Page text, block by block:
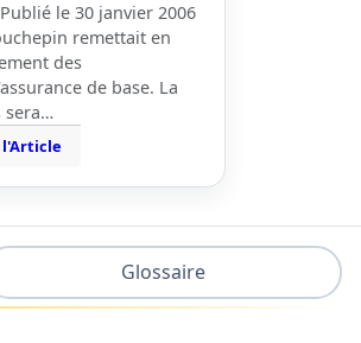
le 30 janvier 2006
remettait en
des
de base. La
sera…
l'Article
Glossaire